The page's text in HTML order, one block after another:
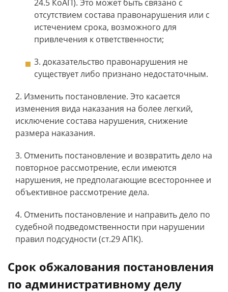
24.5 КоАП). Это может быть связано с
отсутствием состава правонарушения или с
истечением срока, возможного для
привлечения к ответственности;
доказательство правонарушения не
существует либо признано недостаточным.
Изменить постановление. Это касается
изменения вида наказания на более легкий,
исключение состава нарушения, снижение
размера наказания.
Отменить постановление и возвратить дело на
повторное рассмотрение, если имеются
нарушения, не предполагающие всестороннее и
объективное рассмотрение дела.
Отменить постановление и направить дело по
судебной подведомственности при нарушении
правил подсудности (ст.29 АПК).
Срок обжалования постановления
по административному делу